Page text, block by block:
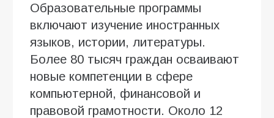
Образовательные программы
включают изучение иностранных
языков, истории, литературы.
Более 80 тысяч граждан осваивают
новые компетенции в сфере
компьютерной, финансовой и
правовой грамотности. Около 12